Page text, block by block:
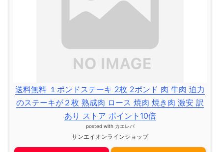
送料無料 １ポンドステーキ 2枚 2ポンド 肉 牛肉 迫力
のステーキが２枚 熟成肉 ロース 焼肉 焼き肉 激安 訳
あり ストア ポイント10倍
posted with カエレバ
サンエイオンラインショップ